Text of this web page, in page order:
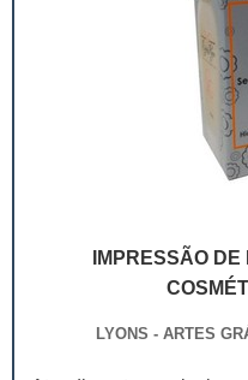
IMPRESSÃO
LYONS - ARTES